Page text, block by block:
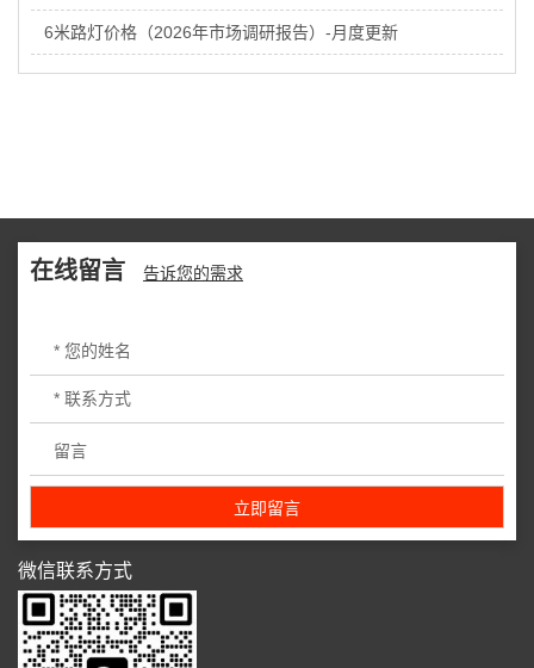
6米路灯价格（2026年市场调研报告）-月度更新
在线留言 告诉您的需求
微信联系方式